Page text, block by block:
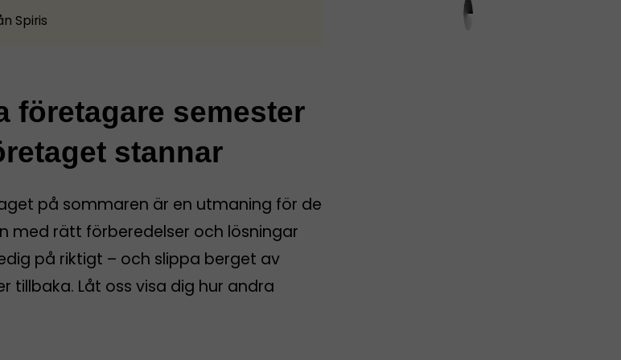
Spiris
företagare semester
stannar
på sommaren är en utmaning för de
med rätt förberedelser och lösningar
på riktigt – och slippa berget av
tillbaka. Låt oss visa dig hur andra